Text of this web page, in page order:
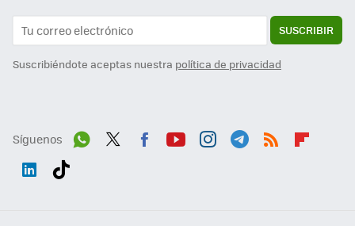
SUSCRIBIR
Suscribiéndote aceptas nuestra política de privacidad
Síguenos